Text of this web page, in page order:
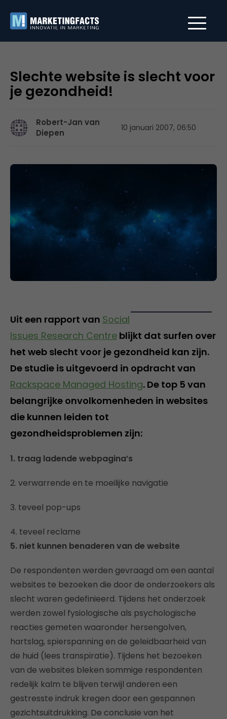
Slechte website is slecht voor
je gezondheid!
Robert-Jan van
Diepen
10 januari 2007, 06:50
Uit een rapport van Social
Issues Research Centre blijkt dat surfen over
het web slecht voor je gezondheid kan zijn.
De studie is uitgevoerd in opdracht van
Rackspace Managed Hosting. De top 5 van
belangrijke onvolkomenheden in websites
die kunnen leiden tot
gezondheidsproblemen zijn:
1. traag ladende webpagina’s
2. verwarrende en te moeilijke navigatie
3. teveel pop-ups
4. teveel reclame
5. niet kunnen benaderen van de website
De respondenten werden gevraagd om een aantal
websites te bezoeken die door de onderzoekers als
slecht waren gedefinieerd. Tijdens het onderzoek
werden zowel fysiologische als psychologische
reacties gemeten waaronder hersengolven,
hartslag, spierspanning en de geleidbaarheid van
de huid (lees transpiratie). Tijdens het bezoeken
van de websites bleken sommige respondenten
redelijk kalm te blijven terwijl anderen een
gestresste indruk kregen door een gespannen
gezichtsuitdrukking. De conclusie van het